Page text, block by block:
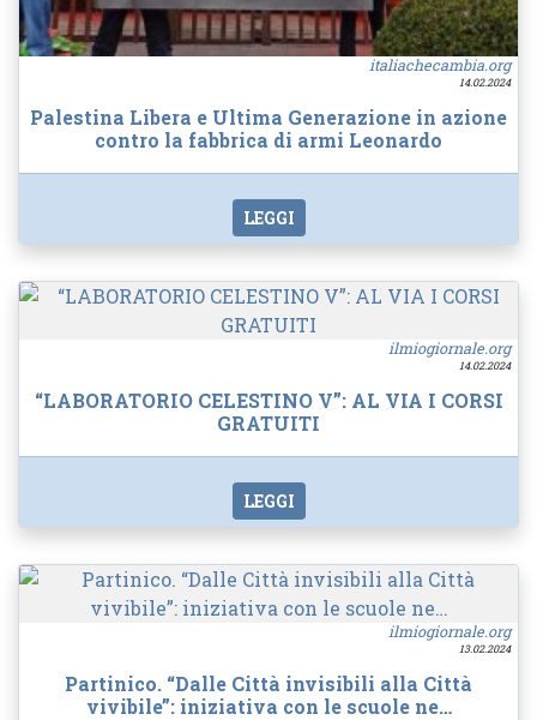
italiachecambia.org
14.02.2024
Palestina Libera e Ultima Generazione in azione
contro la fabbrica di armi Leonardo
LEGGI
ilmiogiornale.org
14.02.2024
“LABORATORIO CELESTINO V”: AL VIA I CORSI
GRATUITI
LEGGI
ilmiogiornale.org
13.02.2024
Partinico. “Dalle Città invisibili alla Città
vivibile”: iniziativa con le scuole ne…